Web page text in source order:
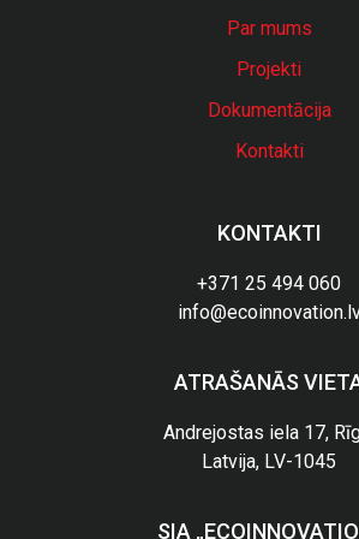
Par mums
Projekti
Dokumentācija
Kontakti
KONTAKTI
+371 25 494 060
ATRAŠANĀS
Andrejostas iela 17,
Latvija, LV-1045
SIA